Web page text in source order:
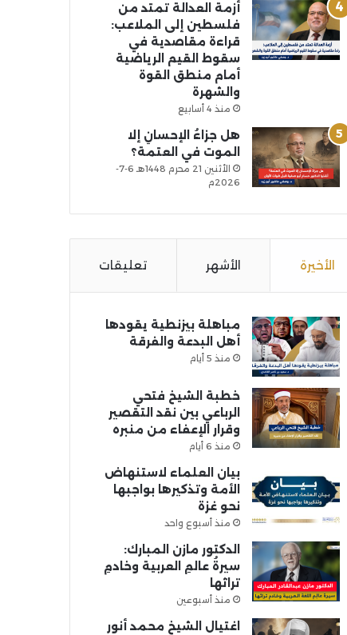
أزمة العدالة تمتد من
فلسطين إلى الملاعب:
قراءة مقاصدية في
سقوط القيم الرياضية
أمام منطق القوة
والشهرة
منذ 4 أسابيع
هل جزاءُ الإحسانِ إلا
الموت في العتمة؟
الأثنين 21 محرم 1448هـ 6-7-
2026م
الأخيرة الأشهر تعليقات
مباهلة بيزنطية يقودها
أهل البدعة والفرقة
منذ 5 أيام
خطبة الشيخ فتحي
الرباعي بين نقد التقصير
وقرار الإعفاء من منبره
منذ 6 أيام
بيان العلماء لاستنهاض
الأمة وتذكيرها بواجبها
نحو غزة
منذ أسبوع واحد
الدكتور مازن المبارك:
سيرةُ عالمِ العربية وخادمِ
تراثها
منذ أسبوعين
اغتيال الشيخ محمد أنور